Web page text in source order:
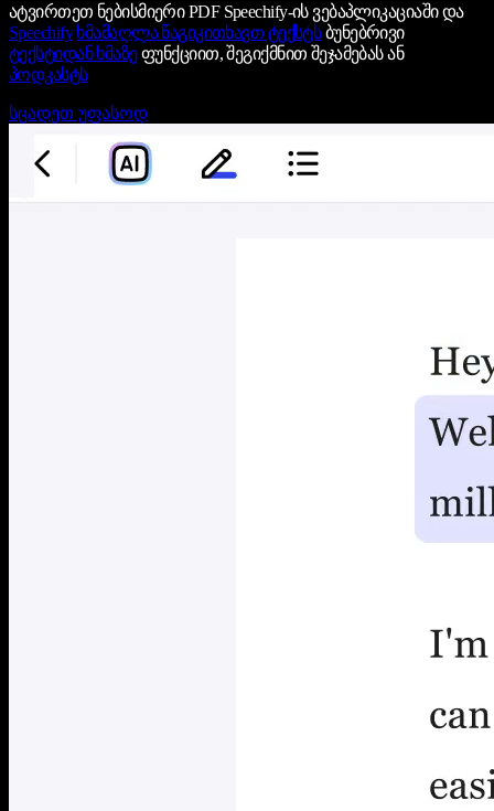
ატვირთეთ ნებისმიერი PDF Speechify-ის ვებაპლიკაციაში და
Speechify ხმამაღლა წაგიკითხავთ ტექსტსბუნებრივი
ტექსტიდან ხმაზეფუნქციით, შეგიქმნით შეჯამებას ან
პოდკასტს
სცადეთ უფასოდ